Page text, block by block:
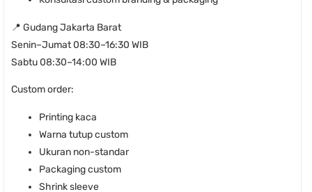
📍 Gudang Jakarta Barat
Senin–Jumat 08:30–16:30 WIB
Sabtu 08:30–14:00 WIB
Custom order:
Printing kaca
Warna tutup custom
Ukuran non-standar
Packaging custom
Shrink sleeve